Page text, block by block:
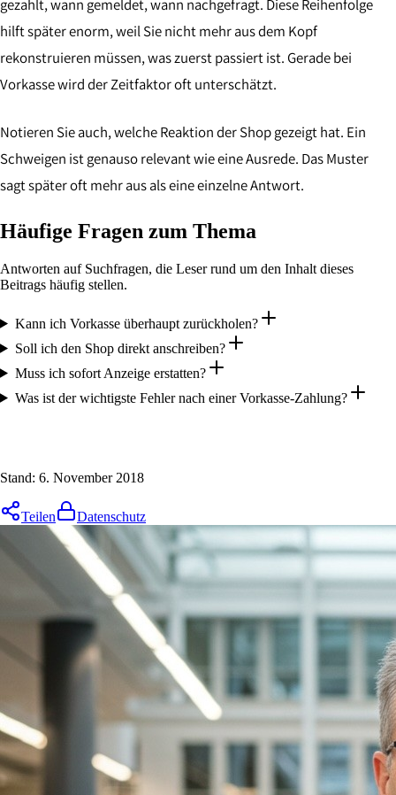
gezahlt, wann gemeldet, wann nachgefragt. Diese Reihenfolge
hilft später enorm, weil Sie nicht mehr aus dem Kopf
rekonstruieren müssen, was zuerst passiert ist. Gerade bei
Vorkasse wird der Zeitfaktor oft unterschätzt.
Notieren Sie auch, welche Reaktion der Shop gezeigt hat. Ein
Schweigen ist genauso relevant wie eine Ausrede. Das Muster
sagt später oft mehr aus als eine einzelne Antwort.
Häufige Fragen zum Thema
Antworten auf Suchfragen, die Leser rund um den Inhalt dieses
Beitrags häufig stellen.
Kann ich Vorkasse überhaupt zurückholen?
Soll ich den Shop direkt anschreiben?
Muss ich sofort Anzeige erstatten?
Was ist der wichtigste Fehler nach einer Vorkasse-Zahlung?
Stand: 6. November 2018
Teilen Datenschutz